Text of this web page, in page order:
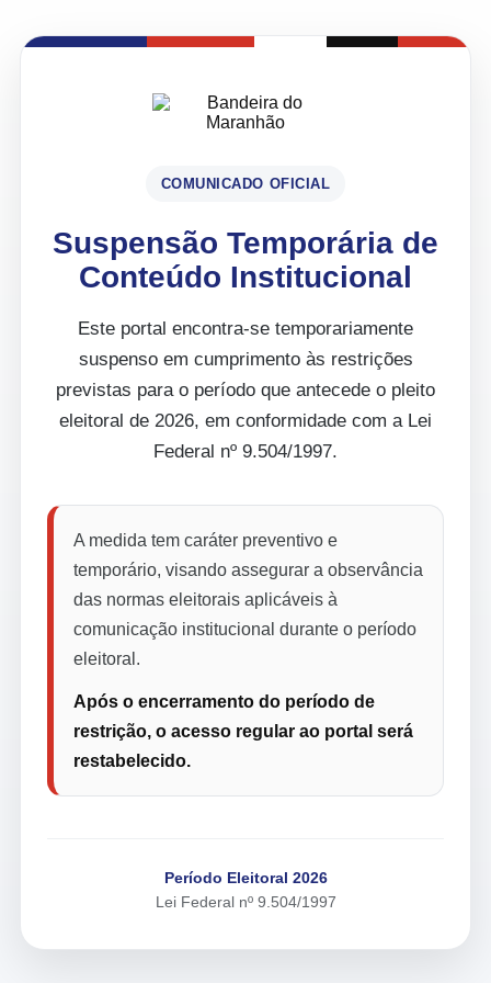
COMUNICADO OFICIAL
Suspensão Temporária de
Conteúdo Institucional
Este portal encontra-se temporariamente
suspenso em cumprimento às restrições
previstas para o período que antecede o pleito
eleitoral de 2026, em conformidade com a Lei
Federal nº 9.504/1997.
A medida tem caráter preventivo e
temporário, visando assegurar a observância
das normas eleitorais aplicáveis à
comunicação institucional durante o período
eleitoral.
Após o encerramento do período de
restrição, o acesso regular ao portal será
restabelecido.
Período Eleitoral 2026
Lei Federal nº 9.504/1997